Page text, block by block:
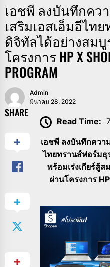
เอชพี ลงบันทึกคว
เสริมเอสเอ็มอีไท
ดิจิทัลได้อย่างสม
โครงการ HP X
PROGRAM
Admin
มีนาคม 28, 2022
SHARE
Read Time:
เอชพี ลงบันทึกควา
ไทยทรานส์ฟอร์ม
พร้อมเร่งเกียร์สู้
ผ่านโครงการ